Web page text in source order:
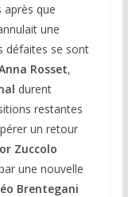
après que
une
défaites se sont
Rosset,
durent
restantes
un retour
Zuccolo
une nouvelle
Brentegani